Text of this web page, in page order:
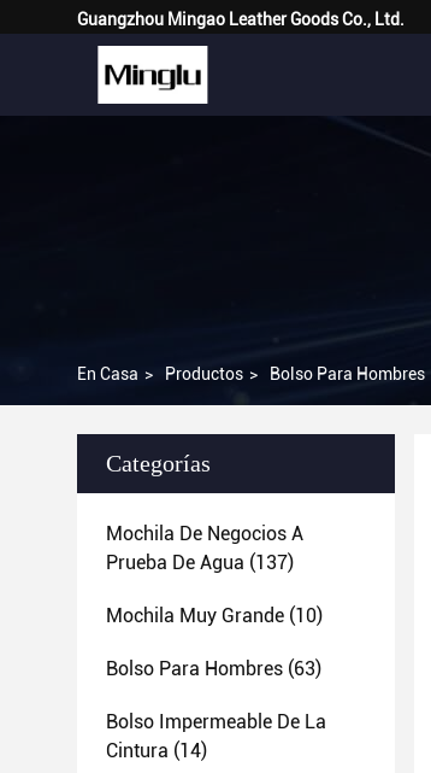
Guangzhou Mingao Leather Goods Co., Ltd.
En Casa > Productos > Bolso Para Hombres
Categorías
Mochila De Negocios A
Prueba De Agua (137)
Mochila Muy Grande (10)
Bolso Para Hombres (63)
Bolso Impermeable De La
Cintura (14)